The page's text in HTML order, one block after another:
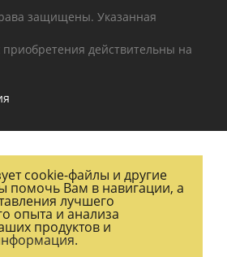
защищены. Указанная
приобретения действительны на
cookie-файлы и другие
помочь Вам в навигации, а
лучшего
опыта и анализа
продуктов и